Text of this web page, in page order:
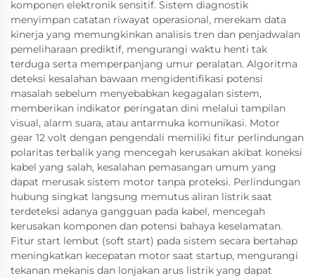
komponen elektronik sensitif. Sistem diagnostik
menyimpan catatan riwayat operasional, merekam data
kinerja yang memungkinkan analisis tren dan penjadwalan
pemeliharaan prediktif, mengurangi waktu henti tak
terduga serta memperpanjang umur peralatan. Algoritma
deteksi kesalahan bawaan mengidentifikasi potensi
masalah sebelum menyebabkan kegagalan sistem,
memberikan indikator peringatan dini melalui tampilan
visual, alarm suara, atau antarmuka komunikasi. Motor
gear 12 volt dengan pengendali memiliki fitur perlindungan
polaritas terbalik yang mencegah kerusakan akibat koneksi
kabel yang salah, kesalahan pemasangan umum yang
dapat merusak sistem motor tanpa proteksi. Perlindungan
hubung singkat langsung memutus aliran listrik saat
terdeteksi adanya gangguan pada kabel, mencegah
kerusakan komponen dan potensi bahaya keselamatan.
Fitur start lembut (soft start) pada sistem secara bertahap
meningkatkan kecepatan motor saat startup, mengurangi
tekanan mekanis dan lonjakan arus listrik yang dapat